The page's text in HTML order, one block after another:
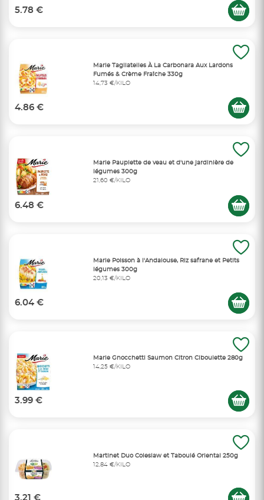
5.78 €
Marie Tagliatelles À La Carbonara Aux Lardons
Fumés & Crème Fraîche 330g
14,73 €/KILO
4.86 €
Marie Paupiette de veau et d'une jardinière de
légumes 300g
21,60 €/KILO
6.48 €
Marie Poisson à l'Andalouse, Riz safrane et Petits
légumes 300g
20,13 €/KILO
6.04 €
Marie Gnocchetti Saumon Citron Ciboulette 280g
14,25 €/KILO
3.99 €
Martinet Duo Coleslaw et Taboulé Oriental 250g
12,84 €/KILO
3.21 €